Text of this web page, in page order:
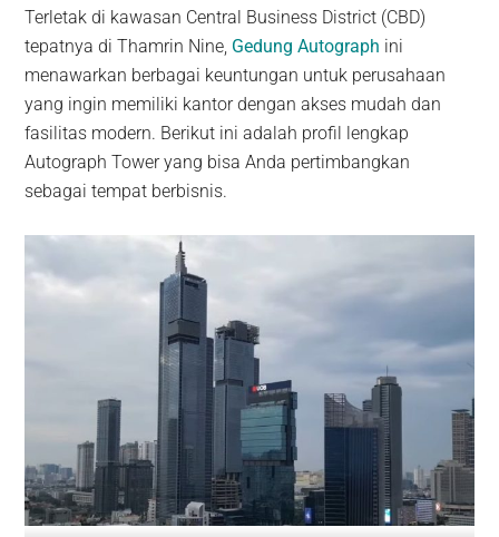
Terletak di kawasan Central Business District (CBD)
tepatnya di Thamrin Nine, Gedung Autograph ini
menawarkan berbagai keuntungan untuk perusahaan
yang ingin memiliki kantor dengan akses mudah dan
fasilitas modern. Berikut ini adalah profil lengkap
Autograph Tower yang bisa Anda pertimbangkan
sebagai tempat berbisnis.